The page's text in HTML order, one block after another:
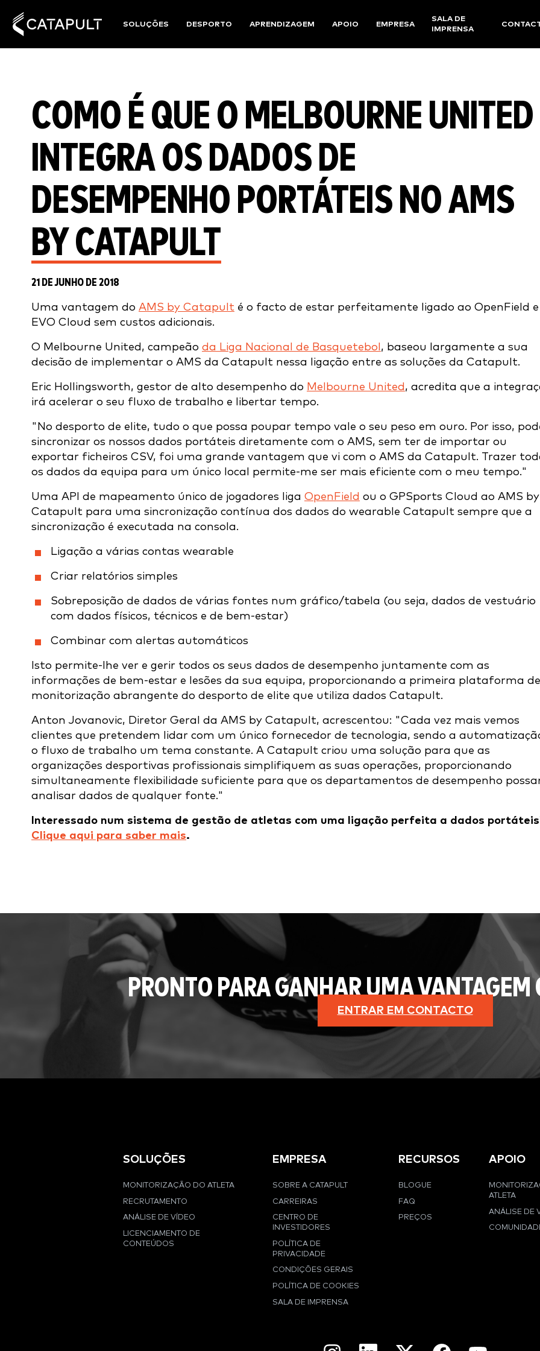
SOLUÇÕES DESPORTO APRENDIZAGEM APOIO EMPRESA
SALA DE
IMPRENSA
COMO É QUE O MELBOURNE UNITED
INTEGRA OS DADOS DE
DESEMPENHO PORTÁTEIS NO AMS
BY CATAPULT
21 DE JUNHO DE 2018
Uma vantagem do AMS by Catapult é o facto de estar perfeitamente ligado ao OpenField e
EVO Cloud sem custos adicionais.
O Melbourne United, campeão da Liga Nacional de Basquetebol , baseou largamente a sua
decisão de implementar o AMS da Catapult nessa ligação entre as soluções da Catapult.
Eric Hollingsworth, gestor de alto desempenho do Melbourne United , acredita que a
irá acelerar o seu fluxo de trabalho e libertar tempo.
"No desporto de elite, tudo o que possa poupar tempo vale o seu peso em ouro. Por isso,
sincronizar os nossos dados portáteis diretamente com o AMS, sem ter de importar ou
exportar ficheiros CSV, foi uma grande vantagem que vi com o AMS da Catapult. Trazer
os dados da equipa para um único local permite-me ser mais eficiente com o meu tempo."
Uma API de mapeamento único de jogadores liga OpenField ou o GPSports Cloud ao AMS by
Catapult para uma sincronização contínua dos dados do wearable Catapult sempre que a
sincronização é executada na consola.
Ligação a várias contas wearable
Criar relatórios simples
Sobreposição de dados de várias fontes num gráfico/tabela (ou seja, dados de vestuário
com dados físicos, técnicos e de bem-estar)
Combinar com alertas automáticos
Isto permite-lhe ver e gerir todos os seus dados de desempenho juntamente com as
informações de bem-estar e lesões da sua equipa, proporcionando a primeira plataforma de
monitorização abrangente do desporto de elite que utiliza dados Catapult.
Anton Jovanovic, Diretor Geral da AMS by Catapult, acrescentou: "Cada vez mais vemos
clientes que pretendem lidar com um único fornecedor de tecnologia, sendo a
o fluxo de trabalho um tema constante. A Catapult criou uma solução para que as
organizações desportivas profissionais simplifiquem as suas operações, proporcionando
simultaneamente flexibilidade suficiente para que os departamentos de desempenho
analisar dados de qualquer fonte."
Interessado num sistema de gestão de atletas com uma ligação perfeita a dados
Clique aqui para saber mais.
PRONTO PARA GANHAR UMA VANTAGEM
ENTRAR EM CONTACTO
SOLUÇÕES
MONITORIZAÇÃO DO ATLETA
RECRUTAMENTO
ANÁLISE DE VÍDEO
LICENCIAMENTO DE
CONTEÚDOS
EMPRESA
SOBRE A CATAPULT
CARREIRAS
CENTRO DE
INVESTIDORES
POLÍTICA DE
PRIVACIDADE
CONDIÇÕES GERAIS
POLÍTICA DE COOKIES
SALA DE IMPRENSA
RECURSOS
BLOGUE
FAQ
PREÇOS
APOIO
ATLETA
ANÁLISE DE